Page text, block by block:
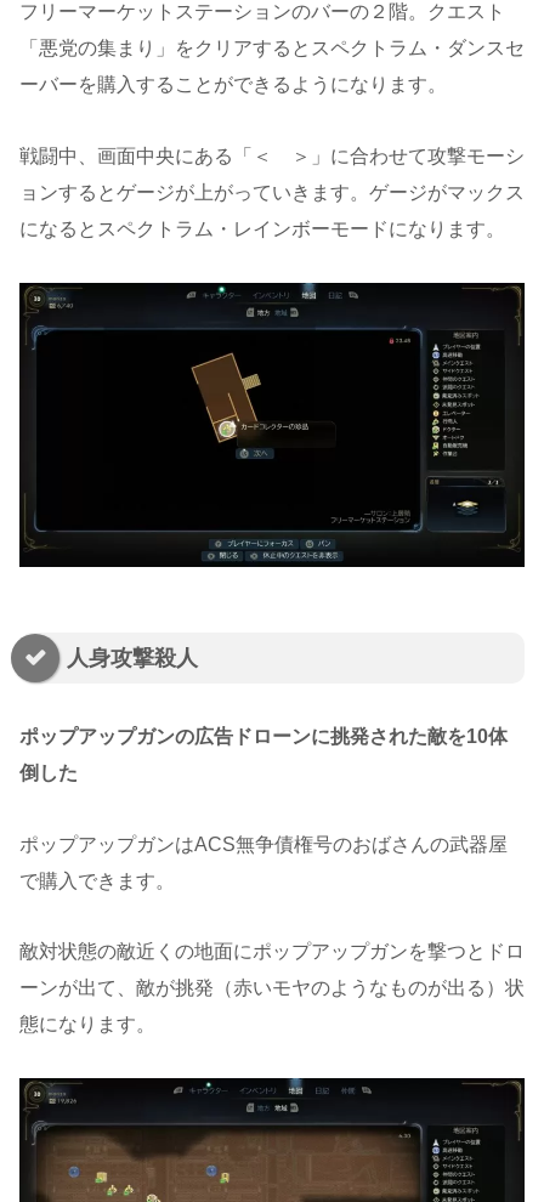
フリーマーケットステーションのバーの２階。クエスト
「悪党の集まり」をクリアするとスペクトラム・ダンスセ
ーバーを購入することができるようになります。
戦闘中、画面中央にある「＜ ＞」に合わせて攻撃モーシ
ョンするとゲージが上がっていきます。ゲージがマックス
になるとスペクトラム・レインボーモードになります。
人身攻撃殺人
ポップアップガンの広告ドローンに挑発された敵を10体
倒した
ポップアップガンはACS無争債権号のおばさんの武器屋
で購入できます。
敵対状態の敵近くの地面にポップアップガンを撃つとドロ
ーンが出て、敵が挑発（赤いモヤのようなものが出る）状
態になります。